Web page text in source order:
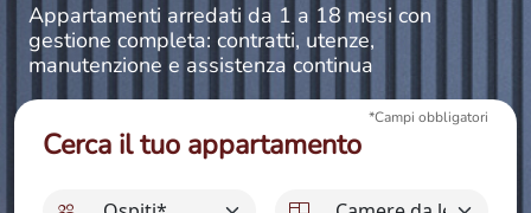
Appartamenti arredati da 1 a 18 mesi con
gestione completa: contratti, utenze,
manutenzione e assistenza continua
Cerca il tuo appartamento
*Campi obbligatori